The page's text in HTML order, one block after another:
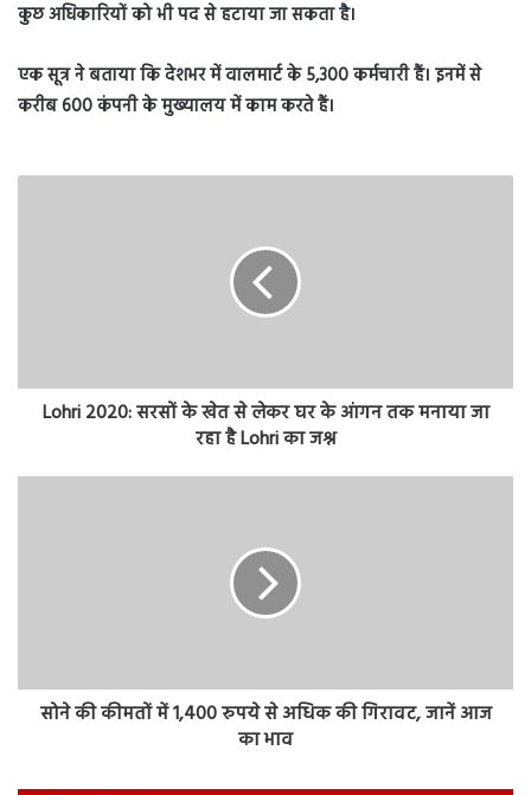
कुछ अधिकारियों को भी पद से हटाया जा सकता है।
एक सूत्र ने बताया कि देशभर में वालमार्ट के 5,300 कर्मचारी हैं। इनमें से
करीब 600 कंपनी के मुख्यालय में काम करते हैं।
Lohri 2020: सरसों के खेत से लेकर घर के आंगन तक मनाया जा
रहा है Lohri का जश्न
सोने की कीमतों में 1,400 रुपये से अधिक की गिरावट, जानें आज
का भाव